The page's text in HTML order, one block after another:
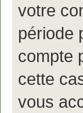
votre
période
compte
cette
vous